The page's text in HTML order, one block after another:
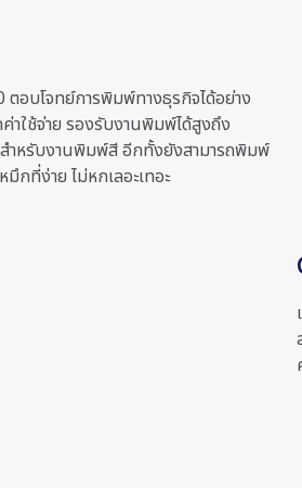
อบโจทย์การพิมพ์ทางธุรกิจได้อย่าง
าใช้จ่าย รองรับงานพิมพ์ได้สูงถึง
ำหรับงานพิมพ์สี อีกทั้งยังสามารถพิมพ์
กที่ง่าย ไม่หกเลอะเทอะ